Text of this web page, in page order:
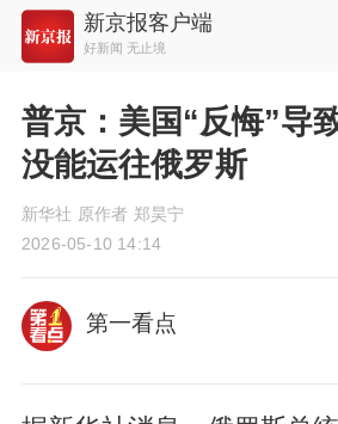
新京报客户端
好新闻 无止境
普京：美国“反悔”导
没能运往俄罗斯
新华社 原作者 郑昊宁
2026-05-10 14:14
第一看点